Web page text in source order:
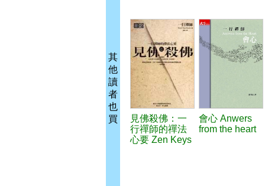
其
他
讀
者
也
買
見佛殺佛：一
行禪師的禪法
心要 Zen Keys
會心 Anwers
from the heart